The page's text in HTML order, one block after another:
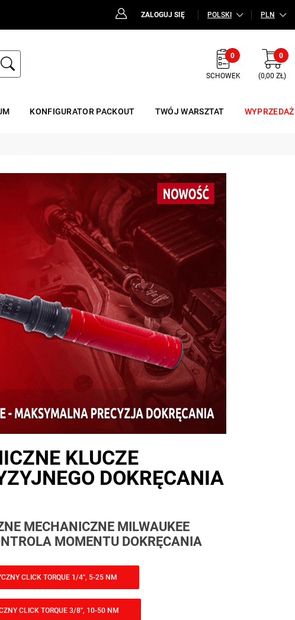
ZALOGUJ SIĘ POLSKI PLN
0
SCHOWEK
0
(0,00 ZŁ)
KONFIGURATOR PACKOUT TWÓJ WARSZTAT WYPRZEDAŻ
KLUCZE
DOKRĘCANIA
MECHANICZNE MILWAUKEE
MOMENTU DOKRĘCANIA
CLICK TORQUE 1/4", 5-25 NM
CLICK TORQUE 3/8", 10-50 NM